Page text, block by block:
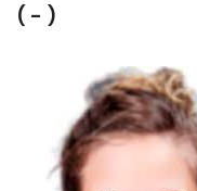
( - )